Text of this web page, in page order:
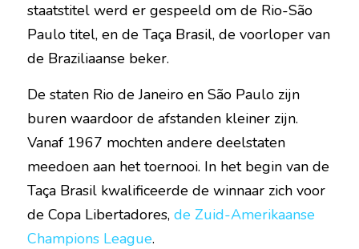
staatstitel werd er gespeeld om de Rio-São
Paulo titel, en de Taça Brasil, de voorloper van
de Braziliaanse beker.
De staten Rio de Janeiro en São Paulo zijn
buren waardoor de afstanden kleiner zijn.
Vanaf 1967 mochten andere deelstaten
meedoen aan het toernooi. In het begin van de
Taça Brasil kwalificeerde de winnaar zich voor
de Copa Libertadores, de Zuid-Amerikaanse
Champions League.